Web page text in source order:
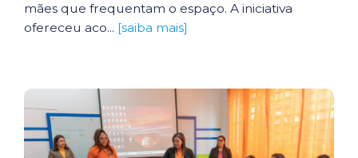
mães que frequentam o espaço. A iniciativa
ofereceu aco... [saiba mais]